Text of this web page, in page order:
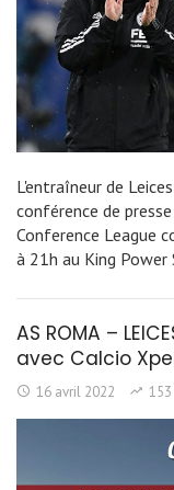
L'entraîneur de
conférence de
Conference League
à 21h au King
AS ROMA –
avec Calcio
16 avril 2022 153